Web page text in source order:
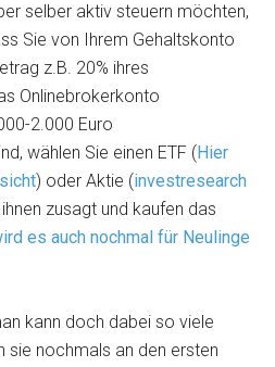
selber aktiv steuern möchten,
Sie von Ihrem Gehaltskonto
z.B. 20% ihres
Onlinebrokerkonto
2.000 Euro
wählen Sie einen ETF (Hier
) oder Aktie (investresearch
zusagt und kaufen das
es auch nochmal für Neulinge
kann doch dabei so viele
sie nochmals an den ersten